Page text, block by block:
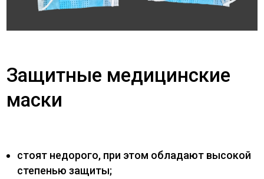
Защитные медицинские
маски
стоят недорого, при этом обладают высокой
степенью защиты;